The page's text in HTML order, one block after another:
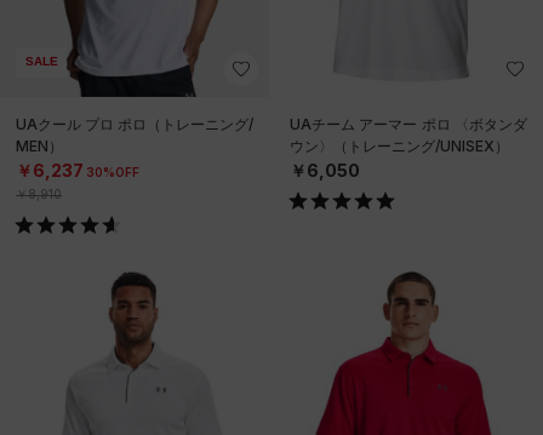
SALE
UAクール プロ ポロ（トレーニング/
MEN）
￥6,237 30%OFF
￥8,910
UAチーム アーマー ポロ 〈ボタンダ
ウン〉（トレーニング/UNISEX）
￥6,050